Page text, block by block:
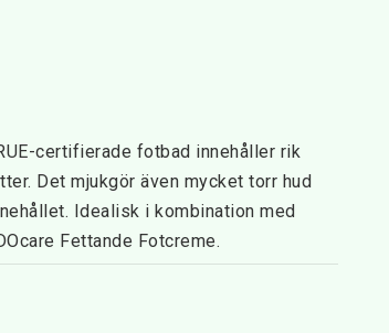
certifierade fotbad innehåller rik
Det mjukgör även mycket torr hud
Idealisk i kombination med
Fettande Fotcreme.